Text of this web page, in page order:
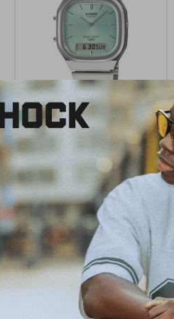
Reloj Casio Retro Unisex AQ-
180,00